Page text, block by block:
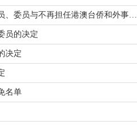
、委员与不再担任港澳台侨和外事…
员的决定
决定
名单